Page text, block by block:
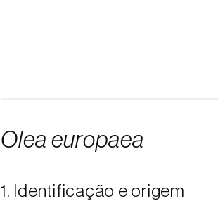
Olea europaea
1. Identificação e origem